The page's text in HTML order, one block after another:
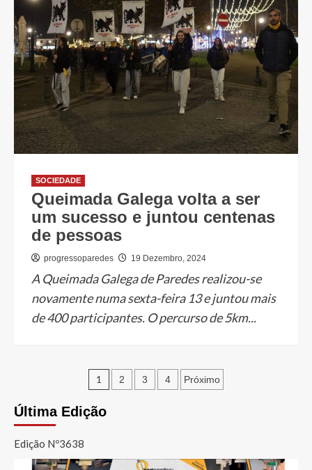
SOCIEDADE
Queimada Galega volta a ser
um sucesso e juntou centenas
de pessoas
progressoparedes 19 Dezembro, 2024
A Queimada Galega de Paredes realizou-se
novamente numa sexta-feira 13 e juntou mais
de 400 participantes. O percurso de 5km...
Paginação
dos
conteúdos
1 2 3 4 Próximo
Última Edição
Edição Nº3638